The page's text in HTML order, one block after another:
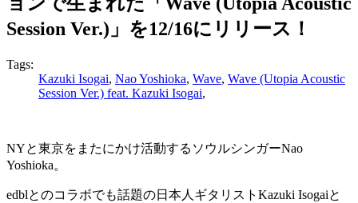
Session Ver.)」を12/16にリリース！
Tags:
Kazuki Isogai, Nao Yoshioka, Wave, Wave (Utopia Acoustic
Session Ver.) feat. Kazuki Isogai,
NYと東京をまたにかけ活動するソウルシンガーNao
Yoshioka。
edblとのコラボでも話題の日本人ギタリストKazuki Isogaiと